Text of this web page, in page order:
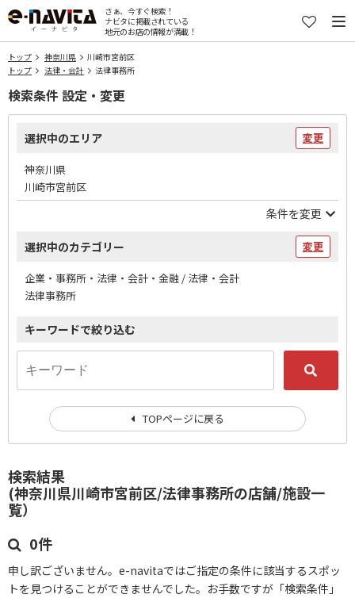
さぁ、今すぐ検索！
ナビタに掲載されている
地元のお店の情報が満載！
トップ 神奈川県
川崎市宮前区
トップ
法律・会計 法律事務所
検索結果
(神奈川県川崎市宮前区/法律事務所の店舗/施設一
覧）
0件
申し訳ございません。e-navitaではご指定の条件に該当するスポッ
トを見つけることができませんでした。お手数ですが「検索条件」
検索条件 設定・変更
選択中のエリア 変更
神奈川県
川崎市宮前区
条件を変更
選択中のカテゴリー 変更
企業・事務所・法律・会計・金融 / 法律・会計
法律事務所
キーワードで絞り込む
TOPページに戻る